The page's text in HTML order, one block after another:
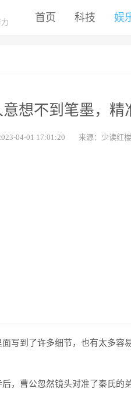
首页 科技 娱
想不到笔墨，
04-01 17:01:20 来源：少读红
写到了许多细节，也有太多容
，曹公忽然镜头对准了秦氏的